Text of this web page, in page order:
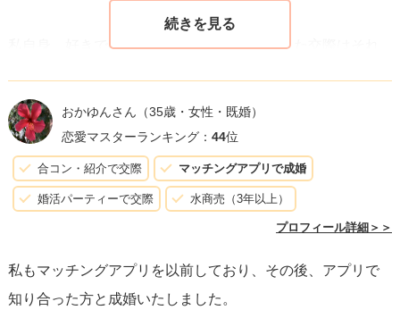
私自身、好きではない気持ちからスタートした交際はそれ
たかなと思います。ゆっくり好きになっていき、嫌いで別
れたわけではないことも大きいと思いますが。
なので、相談者さんも少しずつきっと好きになれると思い
ますよ。好きにならないと、と焦らなくても大丈夫です。
おかゆんさん （35歳・女性・既婚）
恋愛マスターランキング： 44位
合コン・紹介で交際 マッチングアプリで成婚
婚活パーティーで交際 水商売（3年以上）
プロフィール詳細＞＞
私もマッチングアプリを以前しており、その後、アプリで
知り合った方と成婚いたしました。